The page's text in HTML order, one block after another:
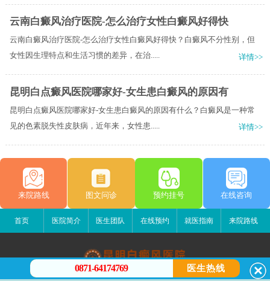
云南白癜风治疗医院-怎么治疗女性白癜风好得快
云南白癜风治疗医院-怎么治疗女性白癜风好得快？白癜风不分性别，但
女性因生理特点和生活习惯的差异，在治.....
详情>>
昆明白点癜风医院哪家好-女生患白癜风的原因有
昆明白点癜风医院哪家好-女生患白癜风的原因有什么？白癜风是一种常
见的色素脱失性皮肤病，近年来，女性患.....
详情>>
来院路线 图文问诊 预约挂号 在线咨询
首页 医院简介 医生团队 在线预约 就医指南 来院路线
0871-64174769 医生热线